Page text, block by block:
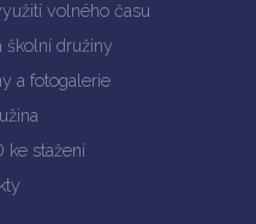
volného času
školní družiny
a fotogalerie
ke stažení